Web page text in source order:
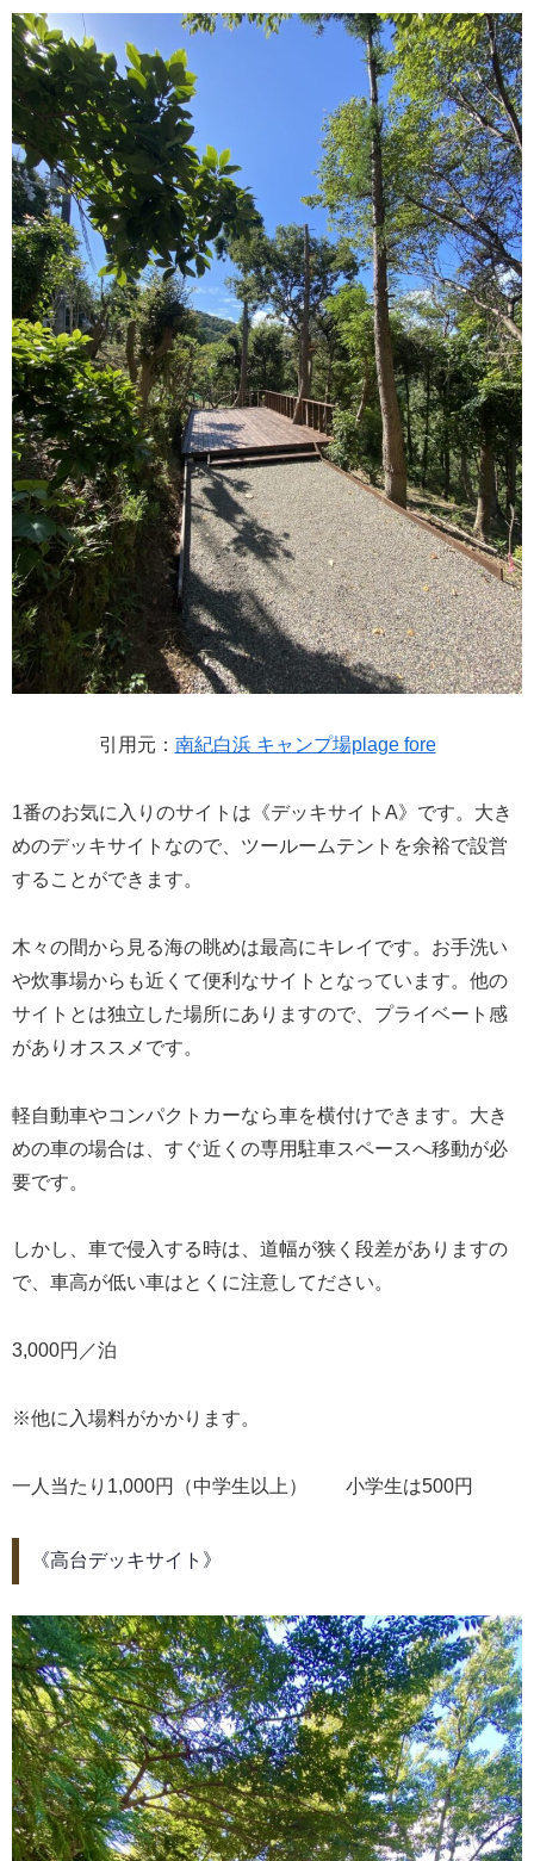
引用元： 南紀白浜 キャンプ場plage fore
1番のお気に入りのサイトは《デッキサイトA》です。大き
めのデッキサイトなので、ツールームテントを余裕で設営
することができます。
木々の間から見る海の眺めは最高にキレイです。お手洗い
や炊事場からも近くて便利なサイトとなっています。他の
サイトとは独立した場所にありますので、プライベート感
がありオススメです。
軽自動車やコンパクトカーなら車を横付けできます。大き
めの車の場合は、すぐ近くの専用駐車スペースへ移動が必
要です。
しかし、車で侵入する時は、道幅が狭く段差がありますの
で、車高が低い車はとくに注意してださい。
3,000円／泊
※他に入場料がかかります。
一人当たり1,000円（中学生以上） 小学生は500円
《高台デッキサイト》